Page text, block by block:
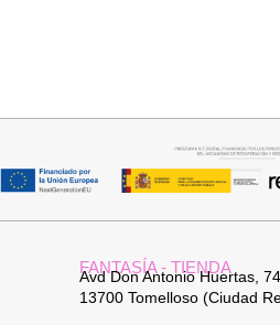
FANTASÍA - TIENDA
Avd Don Antonio Huertas, 74
13700 Tomelloso (Ciudad